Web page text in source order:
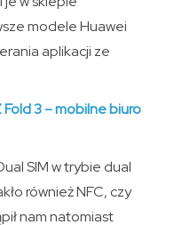
modele Huawei
aplikacji ze
3 – mobilne biuro
SIM w trybie dual
również NFC, czy
nam natomiast